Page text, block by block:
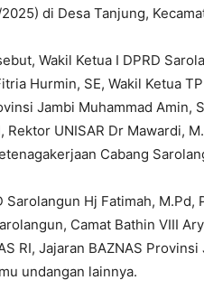
di Desa Tanjung,
Wakil Ketua I DPRD
Hurmin, SE, Wakil Ketua
Jambi Muhammad Amin,
Rektor UNISAR Dr Mawardi,
Cabang
Sarolangun Hj Fatimah, M.Pd,
Camat Bathin VIII
RI, Jajaran BAZNAS
undangan lainnya.